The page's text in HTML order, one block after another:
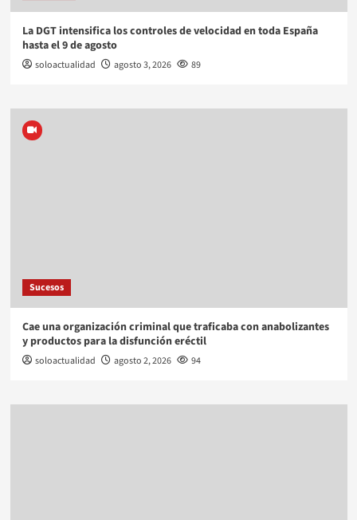
La DGT intensifica los controles de velocidad en toda España
hasta el 9 de agosto
soloactualidad agosto 3, 2026 89
Sucesos
Cae una organización criminal que traficaba con anabolizantes
y productos para la disfunción eréctil
soloactualidad agosto 2, 2026 94